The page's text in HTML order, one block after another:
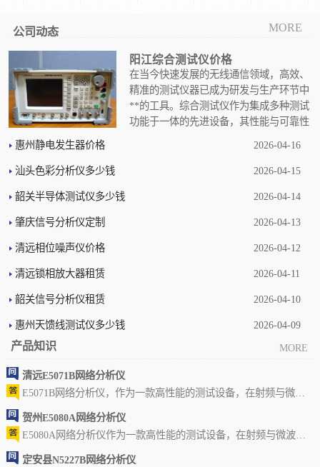
公司动态 MORE
阳江综合测试仪价格
在当今快速发展的无线通信领域，高效、
精准的测试仪器已成为研发与生产环节中
**的工具。综合测试仪作为集成多种测试
功能于一体的先进设备，其性能与可靠性
直接关系到无线通信设备的质量与创新进度。本文将围绕综合..
查看详情 +
惠州静电发生器价格 2026-04-16
汕头色彩分析仪多少钱 2026-04-15
韶关半导体测试仪多少钱 2026-04-14
肇庆信号分析仪定制 2026-04-13
清远相位噪声仪价格 2026-04-12
清远锁相放大器租赁 2026-04-11
韶关信号分析仪租赁 2026-04-10
惠州天馈线测试仪多少钱 2026-04-09
产品知识 MORE
清远E5071B网络分析仪
E5071B网络分析仪，作为一款高性能的测试设备，在射频与微波
测量领域扮演着至关..
贺州E5080A网络分析仪
E5080A网络分析仪作为一款高性能的测试设备，在射频与微波测
量领域扮演着至关重..
定安县N5227B网络分析仪